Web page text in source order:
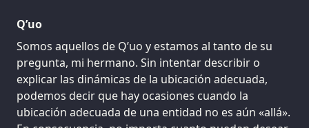
Q’uo
Somos aquellos de Q’uo y estamos al tanto de su
pregunta, mi hermano. Sin intentar describir o
explicar las dinámicas de la ubicación adecuada,
podemos decir que hay ocasiones cuando la
ubicación adecuada de una entidad no es aún «allá».